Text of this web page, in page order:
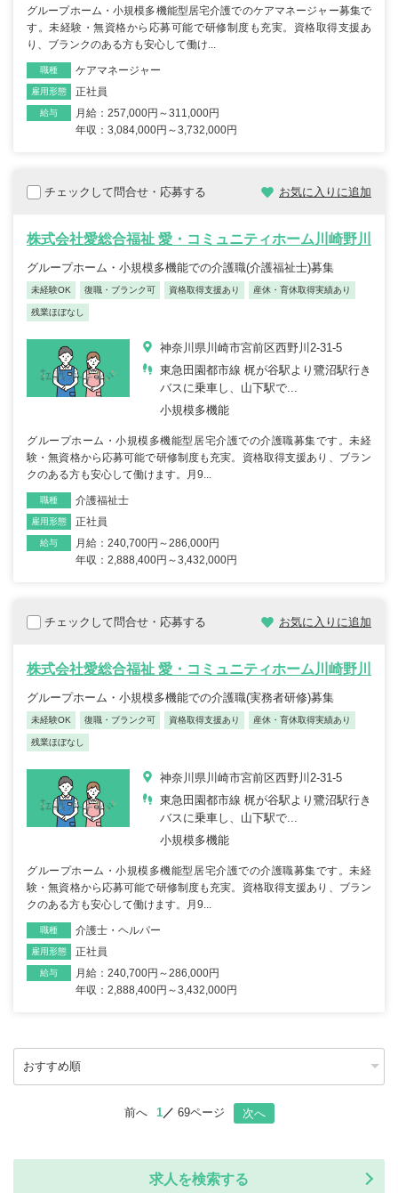
グループホーム・小規模多機能型居宅介護でのケアマネージャー募集で
す。未経験・無資格から応募可能で研修制度も充実。資格取得支援あ
り、ブランクのある方も安心して働け...
職種 ケアマネージャー
雇用形態 正社員
給与
月給：257,000円～311,000円
年収：3,084,000円～3,732,000円
チェックして問合せ・応募する お気に入りに追加
株式会社愛総合福祉 愛・コミュニティホーム川崎野川
グループホーム・小規模多機能での介護職(介護福祉士)募集
未経験OK 復職・ブランク可 資格取得支援あり 産休・育休取得実績あり
残業ほぼなし
神奈川県川崎市宮前区西野川2-31-5
東急田園都市線 梶が谷駅より鷺沼駅行き
バスに乗車し、山下駅で...
小規模多機能
グループホーム・小規模多機能型居宅介護での介護職募集です。未経
験・無資格から応募可能で研修制度も充実。資格取得支援あり、ブラン
クのある方も安心して働けます。月9...
職種 介護福祉士
雇用形態 正社員
給与
月給：240,700円～286,000円
年収：2,888,400円～3,432,000円
チェックして問合せ・応募する お気に入りに追加
株式会社愛総合福祉 愛・コミュニティホーム川崎野川
グループホーム・小規模多機能での介護職(実務者研修)募集
未経験OK 復職・ブランク可 資格取得支援あり 産休・育休取得実績あり
残業ほぼなし
神奈川県川崎市宮前区西野川2-31-5
東急田園都市線 梶が谷駅より鷺沼駅行き
バスに乗車し、山下駅で...
小規模多機能
グループホーム・小規模多機能型居宅介護での介護職募集です。未経
験・無資格から応募可能で研修制度も充実。資格取得支援あり、ブラン
クのある方も安心して働けます。月9...
職種 介護士・ヘルパー
雇用形態 正社員
給与
月給：240,700円～286,000円
年収：2,888,400円～3,432,000円
前へ 1 69ページ 次へ
求人を検索する